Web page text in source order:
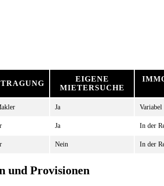
EIGENE
MIETERSUCHE
Ja Variabel
Ja In der
Nein In der
und Provisionen